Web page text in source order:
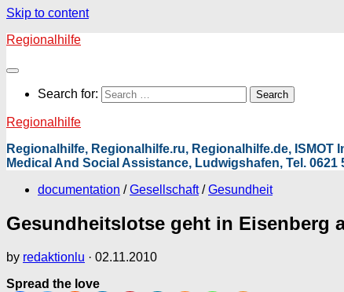
Skip to content
Regionalhilfe
Search for:
Regionalhilfe
Regionalhilfe, Regionalhilfe.ru, Regionalhilfe.de, ISMOT
Medical And Social Assistance, Ludwigshafen, Tel. 0621
documentation / Gesellschaft / Gesundheit
Gesundheitslotse geht in Eisenberg
by redaktionlu · 02.11.2010
Spread the love